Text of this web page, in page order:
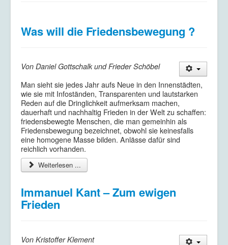
Was will die Friedensbewegung ?
Von Daniel Gottschalk und Frieder Schöbel
Man sieht sie jedes Jahr aufs Neue in den Innenstädten,
wie sie mit Infoständen, Transparenten und lautstarken
Reden auf die Dringlichkeit aufmerksam machen,
dauerhaft und nachhaltig Frieden in der Welt zu schaffen:
friedensbewegte Menschen, die man gemeinhin als
Friedensbewegung bezeichnet, obwohl sie keinesfalls
eine homogene Masse bilden. Anlässe dafür sind
reichlich vorhanden.
Weiterlesen ...
Immanuel Kant – Zum ewigen
Frieden
Von Kristoffer Klement